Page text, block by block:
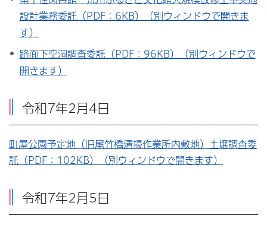
設計業務委託（PDF：6KB）（別ウィンドウで開きま
す）
路面下空洞調査委託（PDF：96KB）（別ウィンドウで
開きます）
令和7年2月4日
町屋公園予定地（旧尾竹橋清掃作業所内敷地）土壌調査委
託（PDF：102KB）（別ウィンドウで開きます）
令和7年2月5日